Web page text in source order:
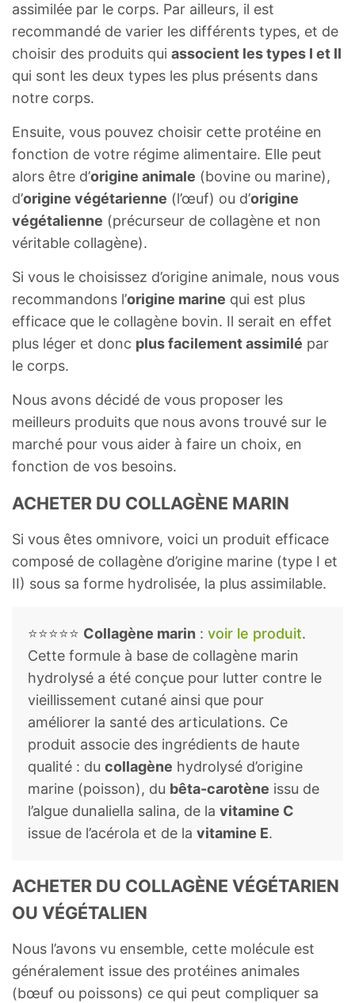
assimilée par le corps. Par ailleurs, il est
recommandé de varier les différents types, et de
choisir des produits qui associent les types I et II
qui sont les deux types les plus présents dans
notre corps.
Ensuite, vous pouvez choisir cette protéine en
fonction de votre régime alimentaire. Elle peut
alors être d’origine animale (bovine ou marine),
d’origine végétarienne (l’œuf) ou d’origine
végétalienne (précurseur de collagène et non
véritable collagène).
Si vous le choisissez d’origine animale, nous vous
recommandons l’origine marine qui est plus
efficace que le collagène bovin. Il serait en effet
plus léger et donc plus facilement assimilé par
le corps.
Nous avons décidé de vous proposer les
meilleurs produits que nous avons trouvé sur le
marché pour vous aider à faire un choix, en
fonction de vos besoins.
ACHETER DU COLLAGÈNE MARIN
Si vous êtes omnivore, voici un produit efficace
composé de collagène d’origine marine (type I et
II) sous sa forme hydrolisée, la plus assimilable.
⭐⭐⭐⭐⭐ Collagène marin : voir le produit.
Cette formule à base de collagène marin
hydrolysé a été conçue pour lutter contre le
vieillissement cutané ainsi que pour
améliorer la santé des articulations. Ce
produit associe des ingrédients de haute
qualité : du collagène hydrolysé d’origine
marine (poisson), du bêta-carotène issu de
l’algue dunaliella salina, de la vitamine C
issue de l’acérola et de la vitamine E.
ACHETER DU COLLAGÈNE VÉGÉTARIEN
OU VÉGÉTALIEN
Nous l’avons vu ensemble, cette molécule est
généralement issue des protéines animales
(bœuf ou poissons) ce qui peut compliquer sa